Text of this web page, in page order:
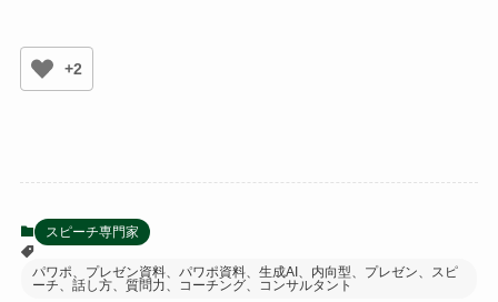
+2
スピーチ専門家
パワポ、プレゼン資料、パワポ資料、生成AI、内向型、プレゼン、スピ
ーチ、話し方、質問力、コーチング、コンサルタント